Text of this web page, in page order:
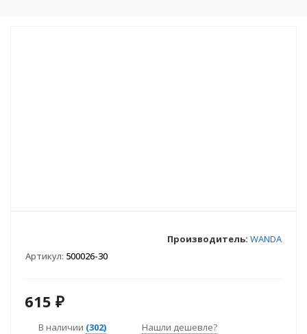
Артикул: 500026-30
Производитель: WANDA
615 ₽
В наличии (302) Нашли дешевле?